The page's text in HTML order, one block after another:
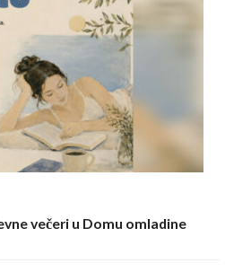
večeri u Domu omladine